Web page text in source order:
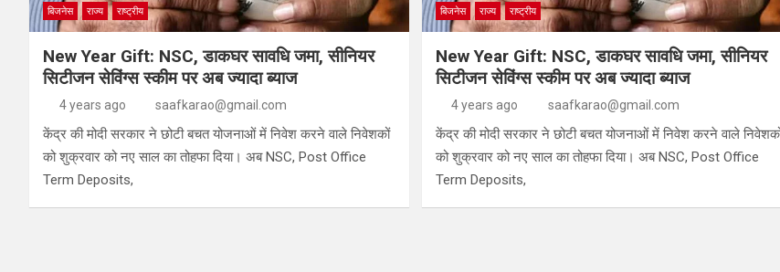
बिजनेस राज्य राष्ट्रीय
New Year Gift: NSC, डाकघर सावधि जमा, सीनियर
सिटीजन सेविंग्स स्कीम पर अब ज्यादा ब्याज
4 years ago saafkarao@gmail.com
केंद्र की मोदी सरकार ने छोटी बचत योजनाओं में निवेश करने वाले निवेशकों
को शुक्रवार को नए साल का तोहफा दिया। अब NSC, Post Office
Term Deposits,
बिजनेस राज्य राष्ट्रीय
New Year Gift: NSC, डाकघर सावधि जमा, सीनियर
सिटीजन सेविंग्स स्कीम पर अब ज्यादा ब्याज
4 years ago saafkarao@gmail.com
केंद्र की मोदी सरकार ने छोटी बचत योजनाओं में निवेश करने वाले
को शुक्रवार को नए साल का तोहफा दिया। अब NSC, Post Office
Term Deposits,